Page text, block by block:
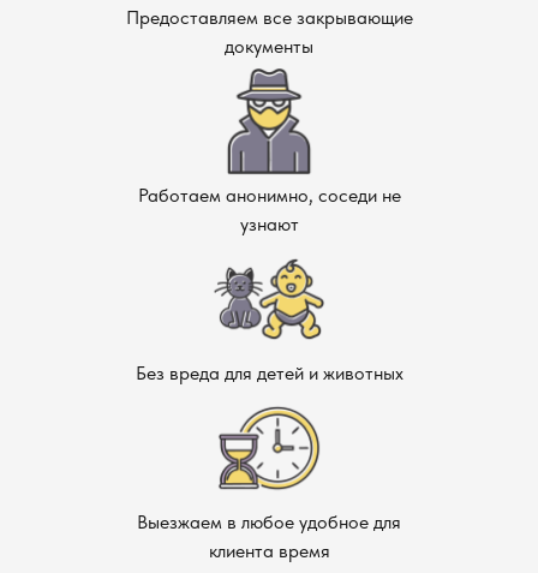
Предоставляем все закрывающие
документы
Работаем анонимно, соседи не
узнают
Без вреда для детей и животных
Выезжаем в любое удобное для
клиента время